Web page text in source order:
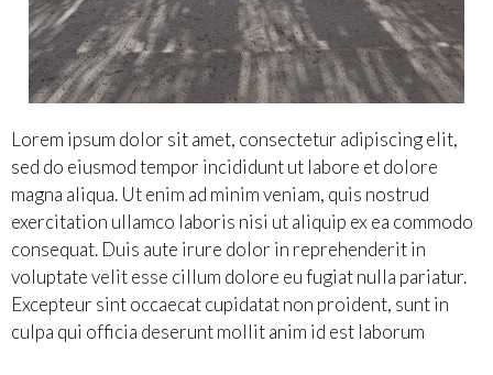
Lorem ipsum dolor sit amet, consectetur adipiscing elit,
sed do eiusmod tempor incididunt ut labore et dolore
magna aliqua. Ut enim ad minim veniam, quis nostrud
exercitation ullamco laboris nisi ut aliquip ex ea commodo
consequat. Duis aute irure dolor in reprehenderit in
voluptate velit esse cillum dolore eu fugiat nulla pariatur.
Excepteur sint occaecat cupidatat non proident, sunt in
culpa qui officia deserunt mollit anim id est laborum